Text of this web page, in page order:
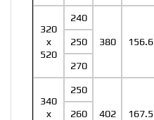
320
x
520
240
380 156.6
250
270
340
x
250
402 167.5
260